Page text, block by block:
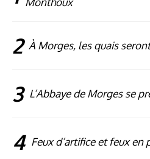
2 À Morges, les quais
3 L’Abbaye de Morges se
4 Feux d’artifice et feux